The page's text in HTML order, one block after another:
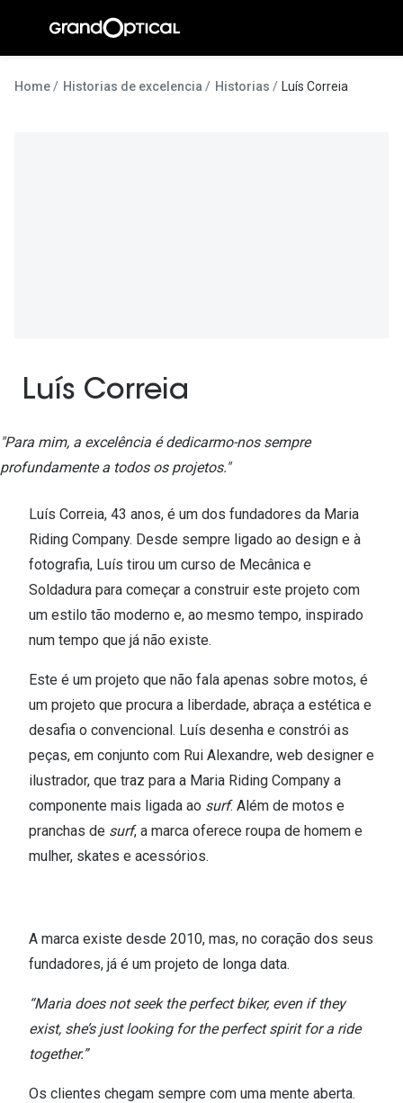
conteúdo
A
Home Historias de excelencia Historias Luís Correia
Luís Correia
"Para mim, a excelência é dedicarmo-nos sempre
profundamente a todos os projetos."
Luís Correia, 43 anos, é um dos fundadores da Maria
Riding Company. Desde sempre ligado ao design e à
fotografia, Luís tirou um curso de Mecânica e
Soldadura para começar a construir este projeto com
um estilo tão moderno e, ao mesmo tempo, inspirado
num tempo que já não existe.
Este é um projeto que não fala apenas sobre motos, é
um projeto que procura a liberdade, abraça a estética e
desafia o convencional. Luís desenha e constrói as
peças, em conjunto com Rui Alexandre, web designer e
ilustrador, que traz para a Maria Riding Company a
componente mais ligada ao surf. Além de motos e
pranchas de surf, a marca oferece roupa de homem e
mulher, skates e acessórios.
A marca existe desde 2010, mas, no coração dos seus
fundadores, já é um projeto de longa data.
“Maria does not seek the perfect biker, even if they
exist, she’s just looking for the perfect spirit for a ride
together.”
Os clientes chegam sempre com uma mente aberta.